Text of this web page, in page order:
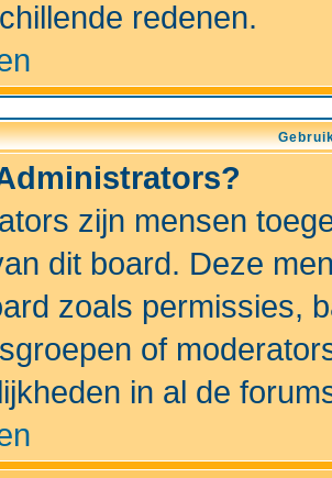
redenen.
zijn mensen
dit board. Deze
zoals permissies,
of
in al de